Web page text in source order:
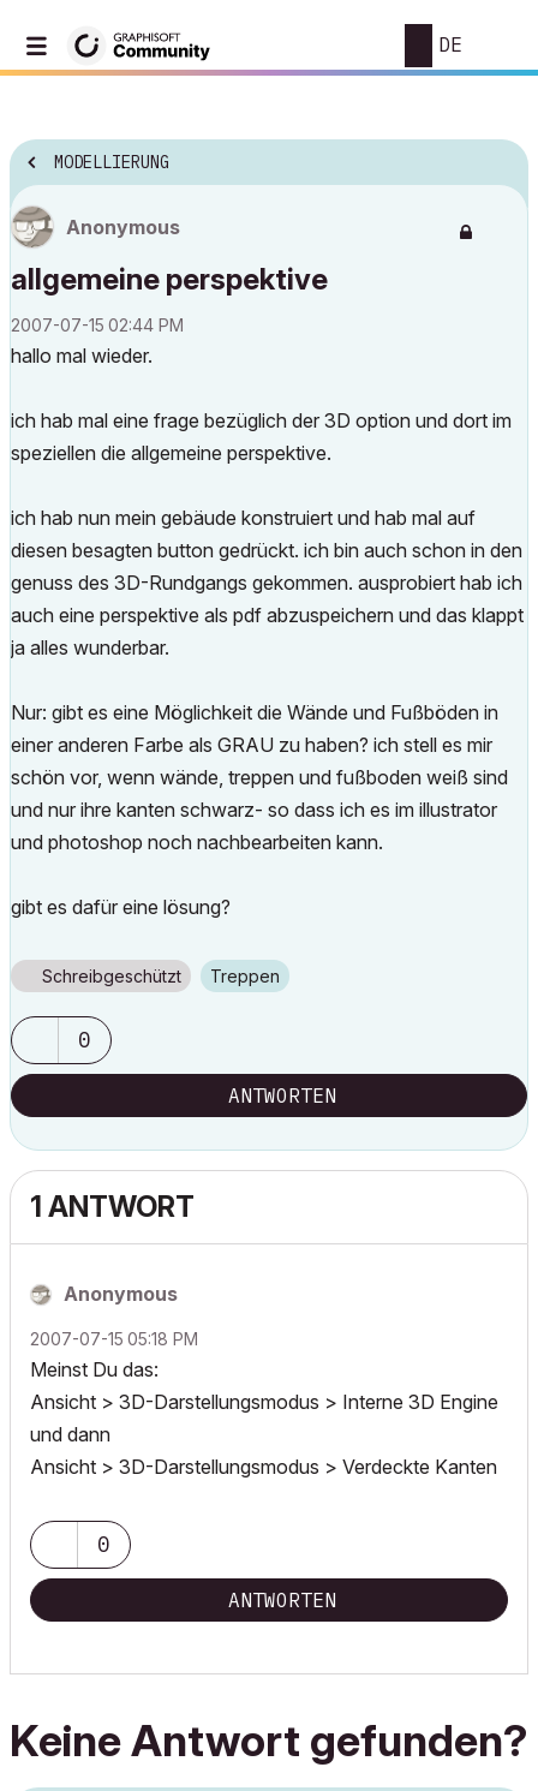
DE
MODELLIERUNG
Anonymous
allgemeine perspektive
‎2007-07-15 02:44 PM
hallo mal wieder.
ich hab mal eine frage bezüglich der 3D option und dort im
speziellen die allgemeine perspektive.
ich hab nun mein gebäude konstruiert und hab mal auf
diesen besagten button gedrückt. ich bin auch schon in den
genuss des 3D-Rundgangs gekommen. ausprobiert hab ich
auch eine perspektive als pdf abzuspeichern und das klappt
ja alles wunderbar.
Nur: gibt es eine Möglichkeit die Wände und Fußböden in
einer anderen Farbe als GRAU zu haben? ich stell es mir
schön vor, wenn wände, treppen und fußboden weiß sind
und nur ihre kanten schwarz- so dass ich es im illustrator
und photoshop noch nachbearbeiten kann.
gibt es dafür eine lösung?
Schreibgeschützt Treppen
0
ANTWORTEN
1 ANTWORT
Anonymous
‎2007-07-15 05:18 PM
Meinst Du das:
Ansicht > 3D-Darstellungsmodus > Interne 3D Engine
und dann
Ansicht > 3D-Darstellungsmodus > Verdeckte Kanten
0
ANTWORTEN
Keine Antwort gefunden?